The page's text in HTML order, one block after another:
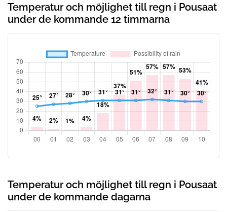
Temperatur och möjlighet till regn i Pousaat
under de kommande 12 timmarna
Temperatur och möjlighet till regn i Pousaat
under de kommande dagarna